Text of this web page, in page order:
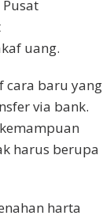
uang.
cara baru yang
via bank.
harus berupa
harta